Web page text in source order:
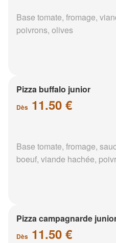
Base tomate, fromage,
poivrons, olives
Pizza buffalo junior
Dès 11.50 €
Base tomate, fromage,
boeuf, viande hachée,
Pizza campagnarde
Dès 11.50 €